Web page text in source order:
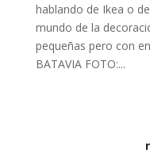
hablando de Ikea o
mundo de la
pequeñas pero con
BATAVIA FOTO:...